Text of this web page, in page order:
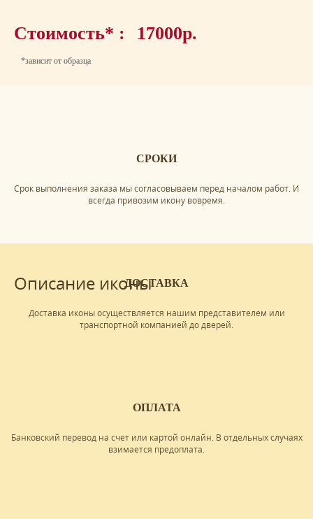
Стоимость* : 17000р.
*зависит от образца
СРОКИ
Срок выполнения заказа мы согласовываем перед началом работ. И
всегда привозим икону вовремя.
ДОСТАВКА
Доставка иконы осуществляется нашим представителем или
транспортной компанией до дверей.
ОПЛАТА
Банковский перевод на счет или картой онлайн. В отдельных случаях
взимается предоплата.
Описание иконы